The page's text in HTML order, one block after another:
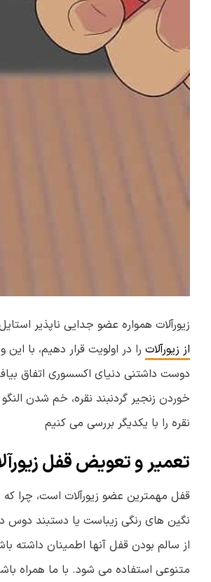
زیورآلات همواره عضو جدایی ناپذیر
از زیورآلات را در اولویت قرار دهیم، با
دوست داشتنی دنیای اکسسوری اتفاق
خوردن زنجیر گردنبند نقره، خم شدن
نقره را با یکدیگر بررسی می کنیم
تعمیر و تعویض قفل
قفل مهمترین عضو زیورآلات است، چرا که
نگین های رنگی زیباست یا دستبند دوس
از سالم بودن قفل آنها اطمینان داشته
متنوعی استفاده می شود. با ما همراه